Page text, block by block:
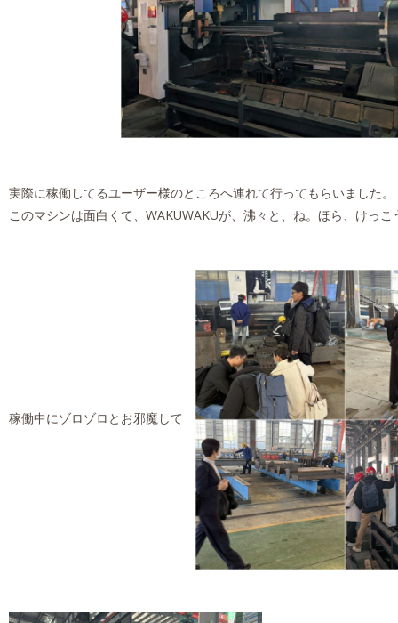
実際に稼働してるユーザー様のところへ連れて行ってもらいました。
このマシンは面白くて、WAKUWAKUが、沸々と、ね。ほら、けっ
稼働中にゾロゾロとお邪魔して